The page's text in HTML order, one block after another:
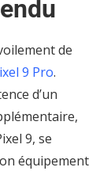
de
9 Pro.
d’un
9, se
équipement